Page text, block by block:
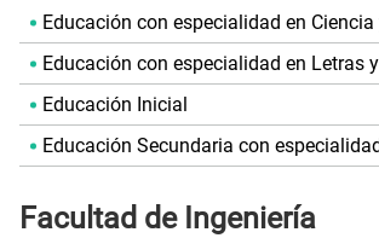
Educación con especialidad en
Educación con especialidad en Letras
Educación Inicial
Educación Secundaria con
Facultad de Ingeniería